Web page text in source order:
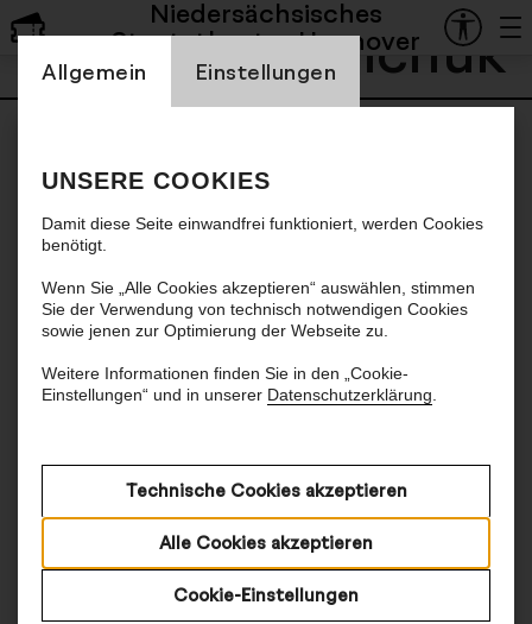
Einstellung Cookienbanner
Allgemein
Einstellungen
UNSERE COOKIES
Damit diese Seite einwandfrei funktioniert, werden Cookies
benötigt.
Wenn Sie „Alle Cookies akzeptieren“ auswählen, stimmen
Sie der Verwendung von technisch notwendigen Cookies
sowie jenen zur Optimierung der Webseite zu.
Weitere Informationen finden Sie in den „Cookie-
Einstellungen“ und in unserer Datenschutzerklärung
Technische Cookies akzeptieren
Alle Cookies akzeptieren
Cookie-Einstellungen
Niedersächsisches
Staatstheater Hannover
Serhii Moskalchuk